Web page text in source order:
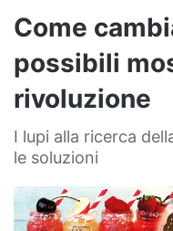
Come
possibili
rivoluzione
I lupi alla ricerca
le soluzioni